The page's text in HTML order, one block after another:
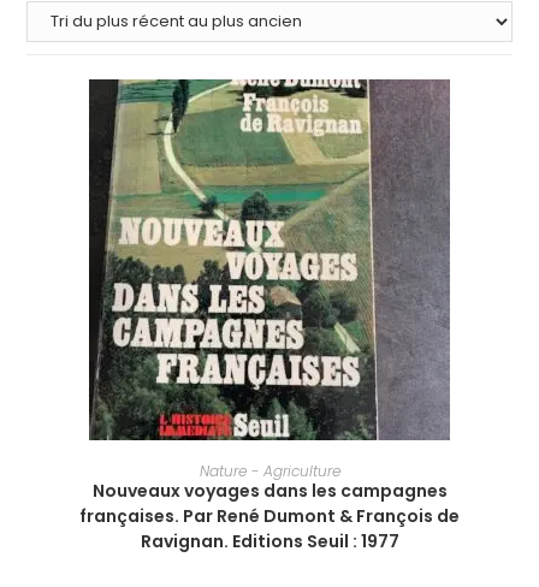
AJOUTER AU PANIER
Nature - Agriculture
Nouveaux voyages dans les campagnes
françaises. Par René Dumont & François de
Ravignan. Editions Seuil : 1977